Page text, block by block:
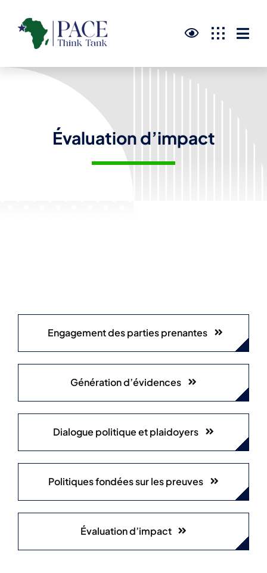
content
Évaluation d’impact
Engagement des parties prenantes
Génération d’évidences
Dialogue politique et plaidoyers
Politiques fondées sur les preuves
Évaluation d’impact